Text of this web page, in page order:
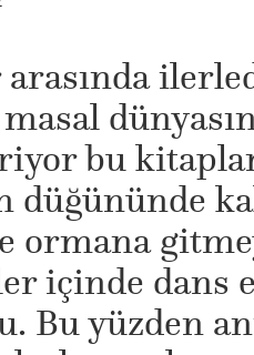
arasında
bu
ormana
içinde dans
Bu yüzden